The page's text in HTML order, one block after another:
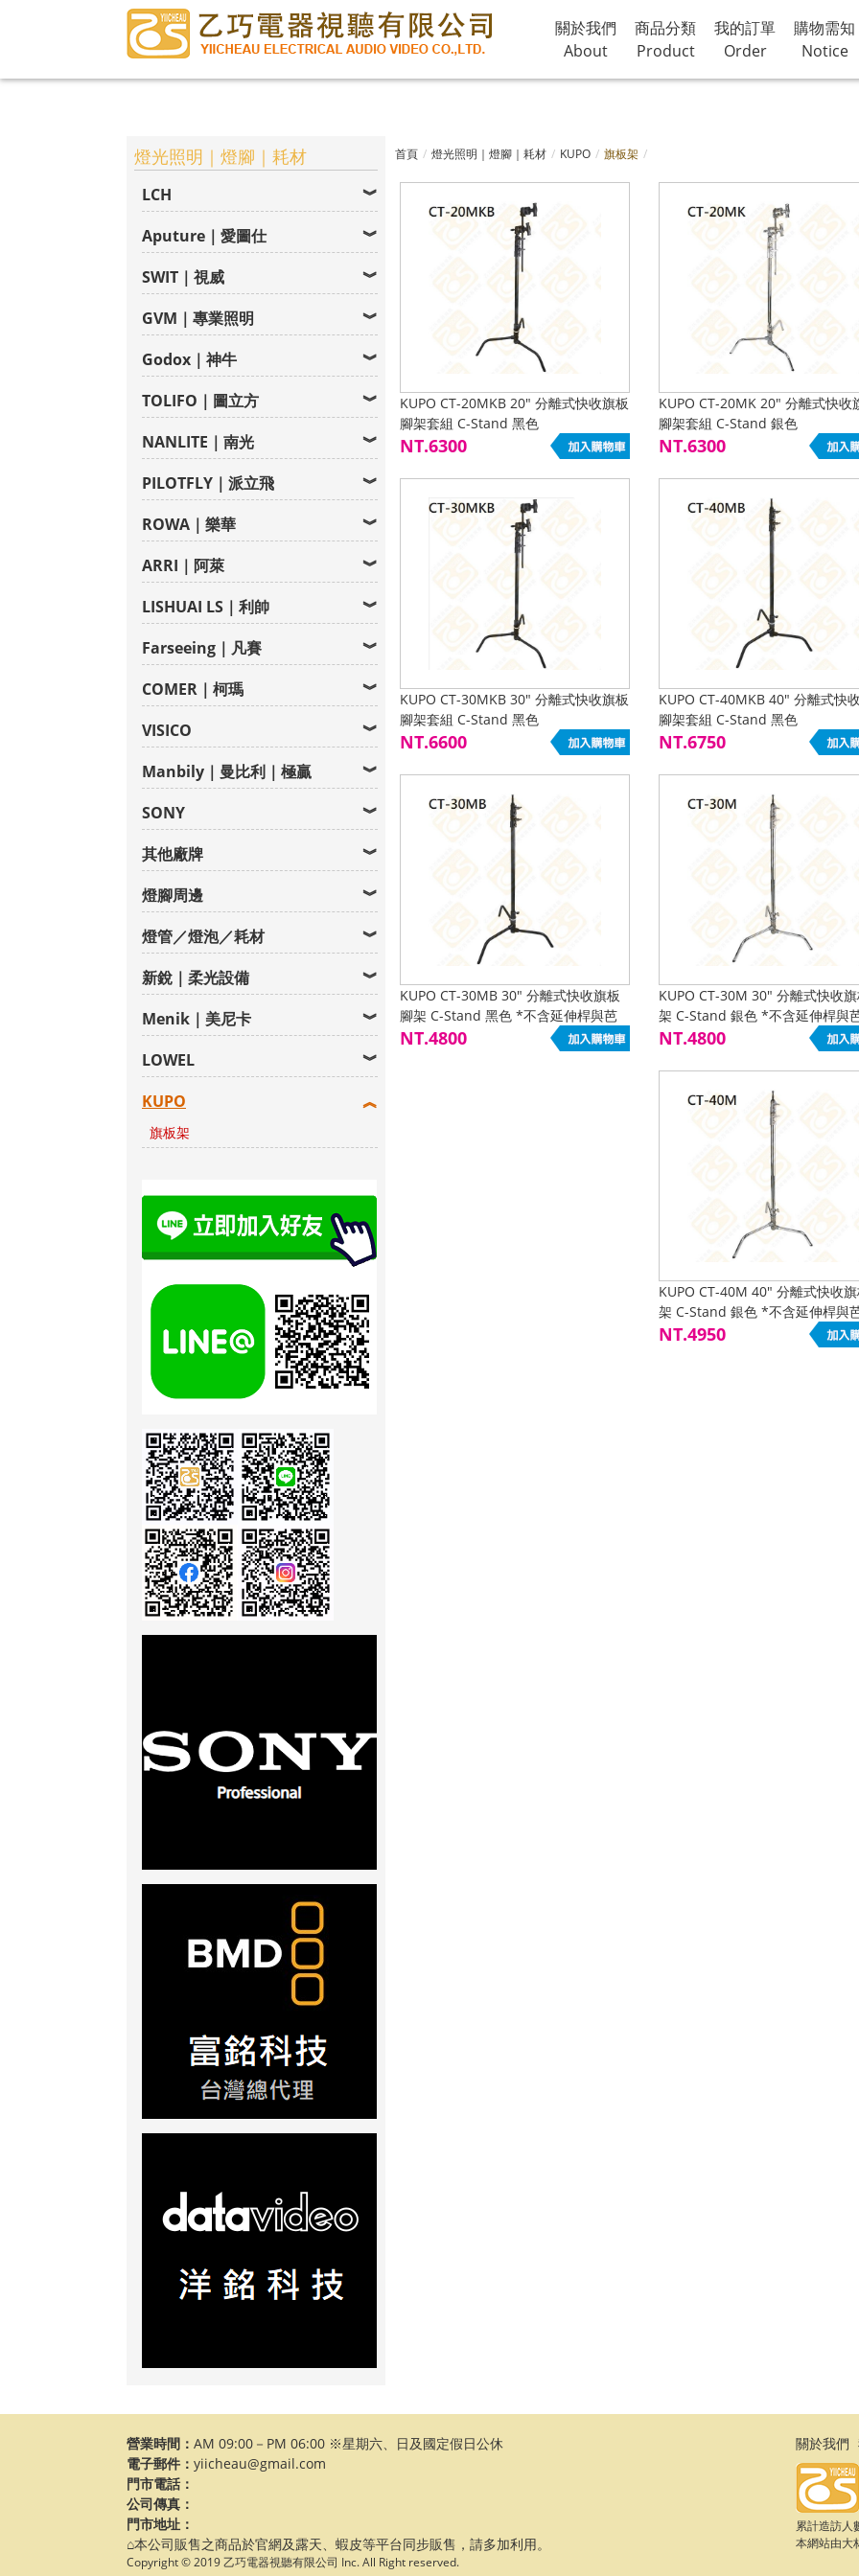
關於我們
About
商品分類
Product
我的訂單
Order
購物需知
Notice
燈光照明｜燈腳｜耗材
LCH
Aputure｜愛圖仕
SWIT｜視威
GVM｜專業照明
Godox｜神牛
TOLIFO｜圖立方
NANLITE｜南光
PILOTFLY｜派立飛
ROWA｜樂華
ARRI｜阿萊
LISHUAI LS｜利帥
Farseeing｜凡賽
COMER｜柯瑪
VISICO
Manbily｜曼比利｜極贏
SONY
其他廠牌
燈腳周邊
燈管／燈泡／耗材
新銳｜柔光設備
Menik｜美尼卡
LOWEL
KUPO
旗板架
首頁 燈光照明｜燈腳｜耗材 KUPO 旗板架
KUPO CT-20MKB 20" 分離式快收旗板
腳架套組 C-Stand 黑色
NT.6300
KUPO CT-20MK 20" 分離式快收
腳架套組 C-Stand 銀色
NT.6300
KUPO CT-30MKB 30" 分離式快收旗板
腳架套組 C-Stand 黑色
NT.6600
KUPO CT-40MKB 40" 分離式快
腳架套組 C-Stand 黑色
NT.6750
KUPO CT-30MB 30" 分離式快收旗板
腳架 C-Stand 黑色 *不含延伸桿與芭
樂頭
NT.4800
KUPO CT-30M 30" 分離式快收
架 C-Stand 銀色 *不含延伸桿與
頭
NT.4800
KUPO CT-40M 40" 分離式快收
架 C-Stand 銀色 *不含延伸桿與
頭
NT.4950
營業時間： AM 09:00－PM 06:00 ※星期六、日及國定假日公休
電子郵件： yiicheau@gmail.com
門市電話：
公司傳真：
門市地址：
⌂本公司販售之商品於官網及露天、蝦皮等平台同步販售，請多加利用。
Copyright © 2019 乙巧電器視聽有限公司 Inc. All Right reserved.
關於我們
累計造訪人
本網站由大